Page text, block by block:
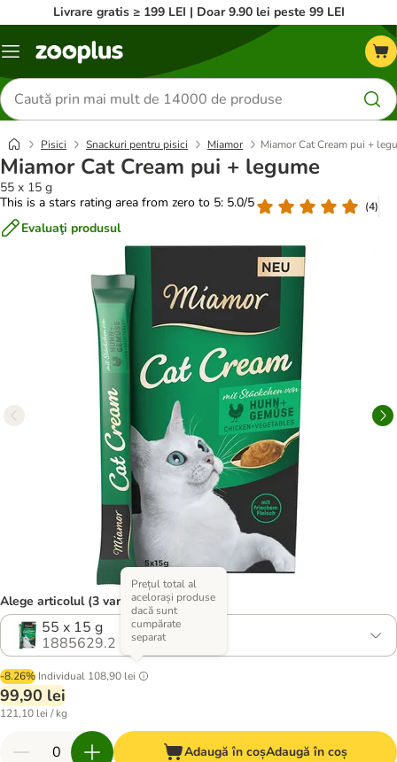
Livrare gratis ≥ 199 LEI | Doar 9.90 lei peste 99 LEI
Categorii
Căutare
produse
Pisici Snackuri pentru pisici Miamor Miamor Cat Cream pui +
Miamor Cat Cream pui + legume
55 x 15 g
This is a stars rating area from zero to 5: 5.0/5
(4)
Evaluaţi produsul
Alege articolul (3 variante)
55 x 15 g
1885629.2
-8.26% Individual 108,90 lei
Prețul total al
acelorași produse
dacă sunt
cumpărate
separat
99,90 lei
121,10 lei / kg
Adaugă în coșAdaugă în coș